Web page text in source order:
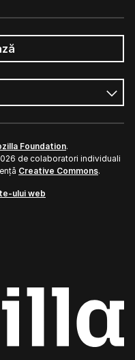
Foundation.
de colaboratori individuali
Creative Commons.
ului web